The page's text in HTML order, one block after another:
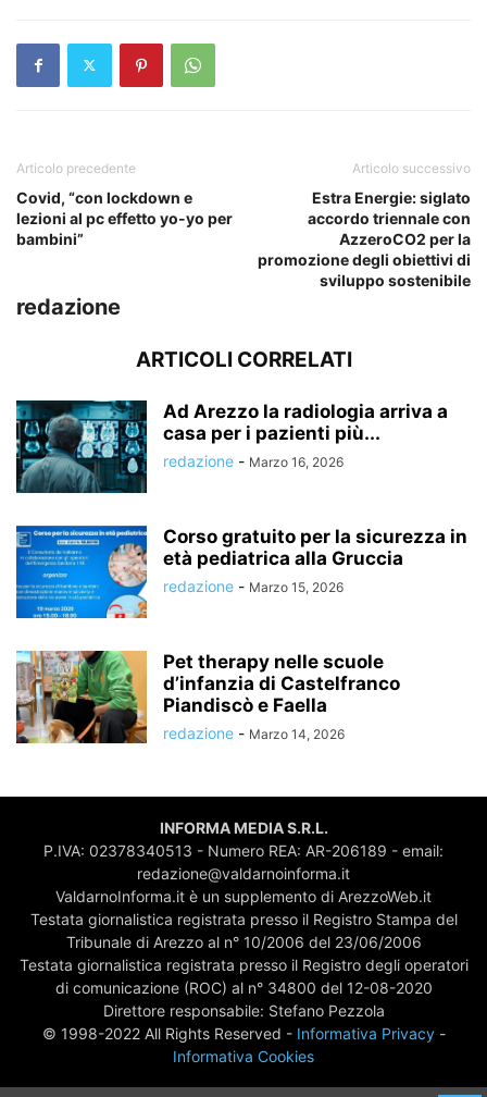
Articolo precedente
Covid, “con lockdown e
lezioni al pc effetto yo-yo per
bambini”
Articolo successivo
Estra Energie: siglato
accordo triennale con
AzzeroCO2 per la
promozione degli obiettivi di
sviluppo sostenibile
redazione
ARTICOLI CORRELATI
Ad Arezzo la radiologia arriva a
casa per i pazienti più...
redazione - Marzo 16, 2026
Corso gratuito per la sicurezza in
età pediatrica alla Gruccia
redazione - Marzo 15, 2026
Pet therapy nelle scuole
d’infanzia di Castelfranco
Piandiscò e Faella
redazione - Marzo 14, 2026
INFORMA MEDIA S.R.L.
P.IVA: 02378340513 - Numero REA: AR-206189 - email:
redazione@valdarnoinforma.it
ValdarnoInforma.it è un supplemento di ArezzoWeb.it
Testata giornalistica registrata presso il Registro Stampa del
Tribunale di Arezzo al n° 10/2006 del 23/06/2006
Testata giornalistica registrata presso il Registro degli operatori
di comunicazione (ROC) al n° 34800 del 12-08-2020
Direttore responsabile: Stefano Pezzola
© 1998-2022 All Rights Reserved - Informativa Privacy-
Informativa Cookies